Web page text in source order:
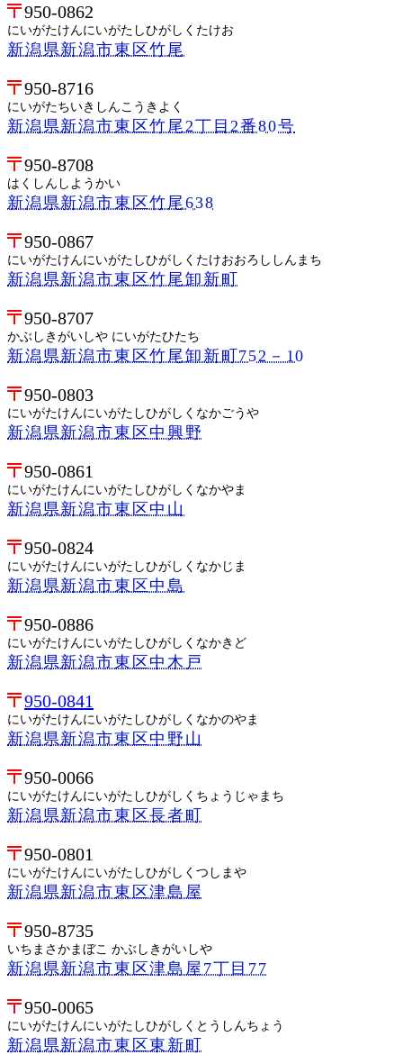
950-0862
にいがたけんにいがたしひがしくたけお
新潟県新潟市東区竹尾
950-8716
にいがたちいきしんこうきよく
新潟県新潟市東区竹尾2丁目2番80号
950-8708
はくしんしようかい
新潟県新潟市東区竹尾638
950-0867
にいがたけんにいがたしひがしくたけおおろししんまち
新潟県新潟市東区竹尾卸新町
950-8707
かぶしきがいしや にいがたひたち
新潟県新潟市東区竹尾卸新町752－10
950-0803
にいがたけんにいがたしひがしくなかごうや
新潟県新潟市東区中興野
950-0861
にいがたけんにいがたしひがしくなかやま
新潟県新潟市東区中山
950-0824
にいがたけんにいがたしひがしくなかじま
新潟県新潟市東区中島
950-0886
にいがたけんにいがたしひがしくなかきど
新潟県新潟市東区中木戸
950-0841
にいがたけんにいがたしひがしくなかのやま
新潟県新潟市東区中野山
950-0066
にいがたけんにいがたしひがしくちょうじゃまち
新潟県新潟市東区長者町
950-0801
にいがたけんにいがたしひがしくつしまや
新潟県新潟市東区津島屋
950-8735
いちまさかまぼこ かぶしきがいしや
新潟県新潟市東区津島屋7丁目77
950-0065
にいがたけんにいがたしひがしくとうしんちょう
新潟県新潟市東区東新町